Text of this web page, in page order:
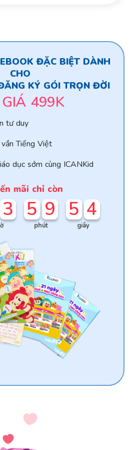
ĐẶC BIỆT DÀNH
CHO
KÝ GÓI TRỌN ĐỜI
499K
tư duy
Tiếng Việt
dục sớm cùng ICANKid
mãi chỉ còn
3 5 9
phút
5 3
giây